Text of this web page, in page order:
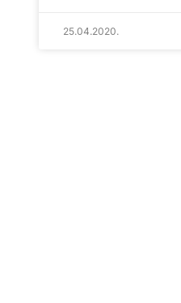
25.04.2020.